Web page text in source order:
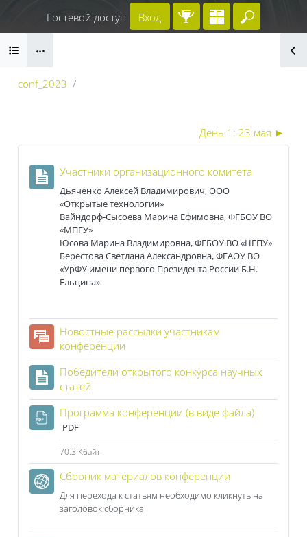
Перейти к основному содержанию
Введите
Гостевой доступ Вход
Блоки
conf_2023
Секция: | II Всероссийская научно-
День 1: 23 мая ►
Участники организационного комитета
Дьяченко Алексей Владимирович, ООО
«Открытые технологии»
Вайндорф-Сысоева Марина Ефимовна, ФГБОУ ВО
«МПГУ»
Юсова Марина Владимировна,ФГБОУ ВО «НГПУ»
Берестова Светлана Александровна,ФГАОУ ВО
«УрФУ имени первого Президента России Б.Н.
Ельцина»
Новостные рассылки участникам
конференции
Победители открытого конкурса научных
статей
Программа конференции (в виде файла)
PDF
70.3 Кбайт
Сборник материалов конференции
Для перехода к статьям необходимо кликнуть на
заголовок сборника